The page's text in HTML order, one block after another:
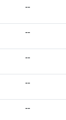
--
--
--
--
--